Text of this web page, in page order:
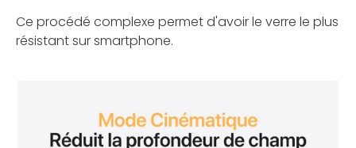
Ce procédé complexe permet d'avoir le verre le plus
résistant sur smartphone.